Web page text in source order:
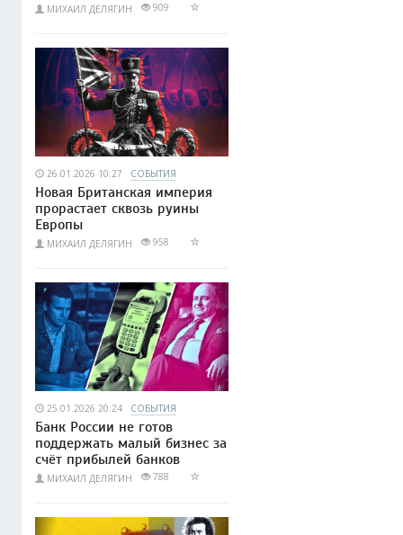
МИХАИЛ ДЕЛЯГИН 909
26.01.2026 10:27 СОБЫТИЯ
Новая Британская империя
прорастает сквозь руины
Европы
МИХАИЛ ДЕЛЯГИН 958
25.01.2026 20:24 СОБЫТИЯ
Банк России не готов
поддержать малый бизнес за
счёт прибылей банков
МИХАИЛ ДЕЛЯГИН 788